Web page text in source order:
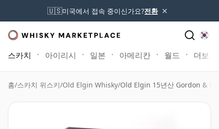
🇺🇸미국에서 접속 중이신가요?전환 ×
스카치 아이리시 일본 아메리칸 월드 더보기
홈/스카치 위스키/Old Elgin Whisky/Old Elgin 15년산 Gordon &